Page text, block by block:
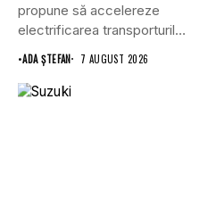
propune să accelereze
electrificarea transporturilor,
a clădirilor și a...
•ADA ȘTEFAN 7 AUGUST 2026